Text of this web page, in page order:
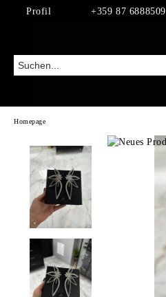
Profil +359 87 6888509
Homepage